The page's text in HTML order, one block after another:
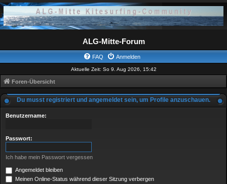
ALG-Mitte-Forum
FAQ Anmelden
Aktuelle Zeit: So 9. Aug 2026, 15:42
Foren-Übersicht
Du musst registriert und angemeldet sein, um Profile anzuschauen.
Benutzername:
Passwort:
Ich habe mein Passwort vergessen
Angemeldet bleiben
Meinen Online-Status während dieser Sitzung verbergen